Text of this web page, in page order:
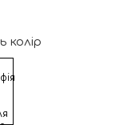
колір